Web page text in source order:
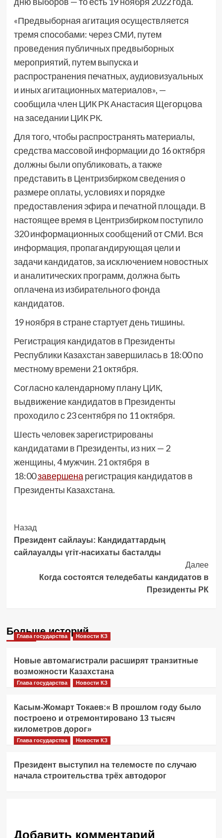
«Предвыборная агитация осуществляется
тремя способами: через СМИ, путем
проведения публичных предвыборных
мероприятий, путем выпуска и
распространения печатных, аудиовизуальных
и иных агитационных материалов», —
сообщила член ЦИК РК Анастасия Щегорцова
на заседании ЦИК РК.
Для того, чтобы распространять материалы,
средства массовой информации до 16 октября
должны были опубликовать, а также
представить в Центризбирком сведения о
размере оплаты, условиях и порядке
предоставления эфира и печатной площади. В
настоящее время в Центризбирком поступило
320 информационных сообщений от СМИ. Вся
информация, пропагандирующая цели и
задачи кандидатов, за исключением новостных
и аналитических программ, должна быть
оплачена из избирательного фонда
кандидатов.
19 ноября в стране стартует день тишины.
Регистрация кандидатов в Президенты
Республики Казахстан завершилась в 18:00 по
местному времени 21 октября.
Согласно календарному плану ЦИК,
выдвижение кандидатов в Президенты
проходило с 23 сентября по 11 октября.
Шесть человек зарегистрированы
кандидатами в Президенты, из них — 2
женщины, 4 мужчин. 21 октября в
18:00завершенарегистрация кандидатов в
Президенты Казахстана.
Post
Navigation
Назад
Президент сайлауы: Кандидаттардың
сайлауалды үгіт-насихаты басталды
Далее
Когда состоятся теледебаты кандидатов в
Президенты РК
Больше историй
Глава государства Новости КЗ
Новые автомагистрали расширят транзитные
возможности Казахстана
Глава государства Новости КЗ
Касым-Жомарт Токаев:« В прошлом году было
построено и отремонтировано 13 тысяч
километров дорог»
Глава государства Новости КЗ
Президент выступил на телемосте по случаю
начала строительства трёх автодорог
Добавить комментарий